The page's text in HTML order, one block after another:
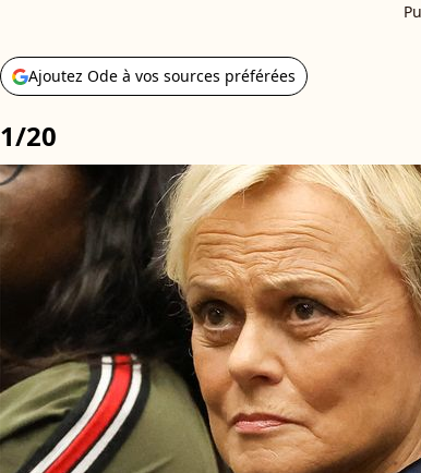
Ajoutez Ode à vos sources préférées
1/20